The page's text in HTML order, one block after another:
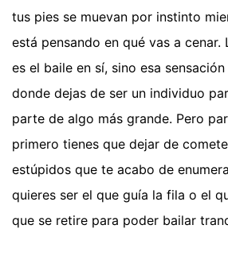
tus pies se muevan por instinto
está pensando en qué vas a cenar.
es el baile en sí, sino esa
donde dejas de ser un individuo
parte de algo más grande. Pero
primero tienes que dejar de
estúpidos que te acabo de
quieres ser el que guía la fila o el
que se retire para poder bailar